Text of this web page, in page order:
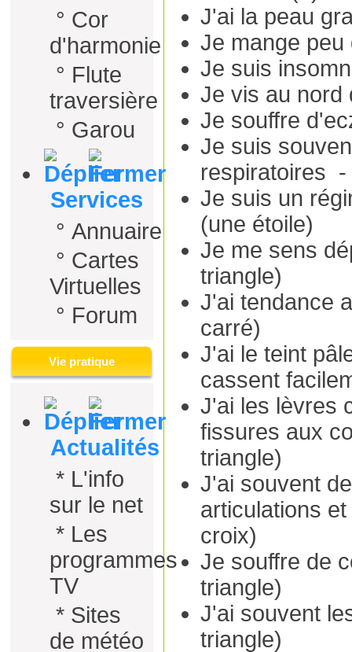
° Cor
d'harmonie
° Flute
traversière
° Garou
Services
° Annuaire
° Cartes
Virtuelles
° Forum
Vie pratique
Actualités
* L'info
sur le net
* Les
programmes
TV
* Sites
de météo
J'ai la peau
Je mange
Je suis
Je vis au
Je souffre
Je suis
respiratoires
Je suis un
(une étoile)
Je me sens
triangle)
J'ai tendance
carré)
J'ai le teint
cassent
J'ai les lèvres
fissures aux
triangle)
J'ai souvent
articulations
croix)
Je souffre de
triangle)
J'ai souvent
triangle)